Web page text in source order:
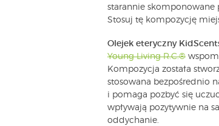
starannie skomponowane
Stosuj tę kompozycję
Olejek eteryczny
Young Living R.C.®
Kompozycja została
stosowana bezpośrednio
i pomaga pozbyć się
wpływają pozytywnie na
oddychanie.